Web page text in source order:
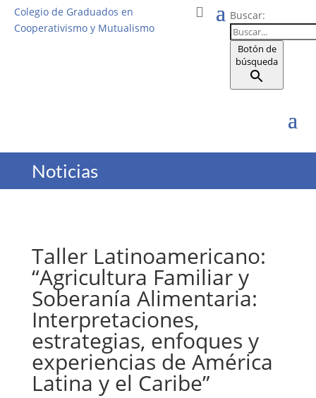
Colegio de Graduados en
Cooperativismo y Mutualismo
Buscar:
Botón de
búsqueda
Noticias
Taller Latinoamericano:
“Agricultura Familiar y
Soberanía Alimentaria:
Interpretaciones,
estrategias, enfoques y
experiencias de América
Latina y el Caribe”